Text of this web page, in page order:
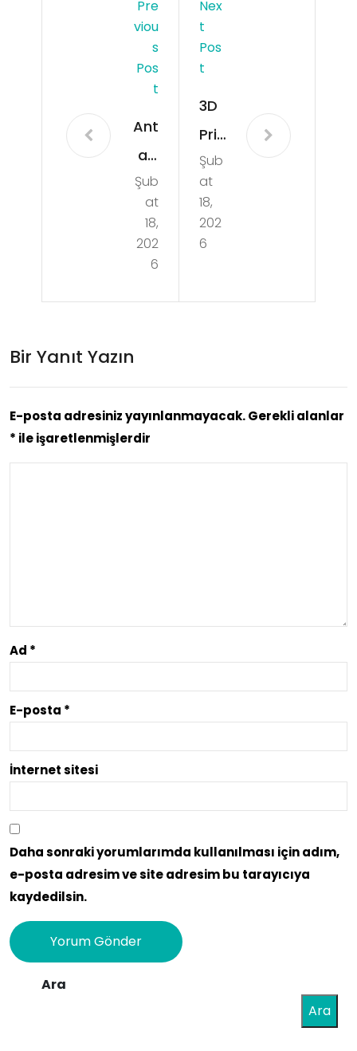
Pre
Viou
S
Pos
T
Ant
aly
a
Yuz
me
Kur
su
plin
li
Sp
Şub
at
18,
202
6
Nex
T
Pos
T
3D
Prin
tin
g
Aus
tin
Cu
Fun
cti
Şub
at
18,
202
6
Bir Yanıt Yazın
E-posta adresiniz yayınlanmayacak.Gerekli alanlar
* ile işaretlenmişlerdir
Ad *
E-posta *
İnternet sitesi
Daha sonraki yorumlarımda kullanılması için adım,
e-posta adresim ve site adresim bu tarayıcıya
kaydedilsin.
Ara
Ara